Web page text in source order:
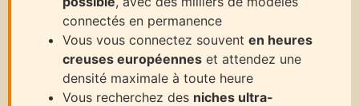
connectés en permanence
Vous vous connectez souvent en heures
creuses européennes et attendez une
densité maximale à toute heure
Vous recherchez des niches ultra-